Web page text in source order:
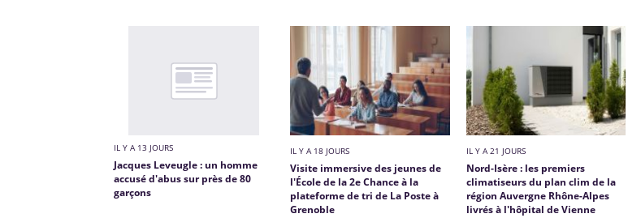
IL Y A 13 JOURS
Jacques Leveugle : un homme
accusé d'abus sur près de 80
garçons
IL Y A 18 JOURS
Visite immersive des jeunes de
l'École de la 2e Chance à la
plateforme de tri de La Poste à
Grenoble
IL Y A 21 JOURS
Nord-Isère : les premiers
climatiseurs du plan clim de la
région Auvergne Rhône-Alpes
livrés à l'hôpital de Vienne